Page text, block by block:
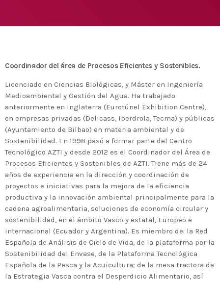
14 DE FEBRERO DE 2020
1
#BEMBASQUECOUNTRY2020 ADMIN
El Basque Ecodesign Meeting
2020 celebrará en Bilbao los 20
años de liderazgo en innovación
medioambiental de las empresas
vascas
Coordinador del área de Procesos Eficientes y Sostenibles.
Licenciado en Ciencias Biológicas, y Máster en Ingeniería
Medioambiental y Gestión del Agua. Ha trabajado
anteriormente en Inglaterra (Eurotúnel Exhibition Centre),
en empresas privadas (Delicass, Iberdrola, Tecma) y públicas
(Ayuntamiento de Bilbao) en materia ambiental y de
Sostenibilidad. En 1998 pasó a formar parte del Centro
Tecnológico AZTI y desde 2012 es el Coordinador del Área de
Procesos Eficientes y Sostenibles de AZTI. Tiene más de 24
años de experiencia en la dirección y coordinación de
proyectos e iniciativas para la mejora de la eficiencia
productiva y la innovación ambiental principalmente para la
cadena agroalimentaria, soluciones de economía circular y
sostenibilidad, en el ámbito Vasco y estatal, Europeo e
internacional (Ecuador y Argentina). Es miembro de: la Red
Española de Análisis de Ciclo de Vida, de la plataforma por la
Sostenibilidad del Envase, de la Plataforma Tecnológica
Española de la Pesca y la Acuicultura; de la mesa tractora de
la Estrategia Vasca contra el Desperdicio Alimentario, así